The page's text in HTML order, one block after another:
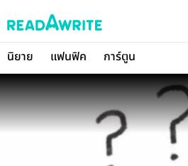
นิยาย แฟนฟิค การ์ตูน